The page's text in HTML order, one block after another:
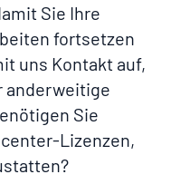
Sie Ihre
fortsetzen
uns Kontakt auf,
anderweitige
Sie
Lizenzen,